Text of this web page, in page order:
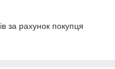
за рахунок покупця